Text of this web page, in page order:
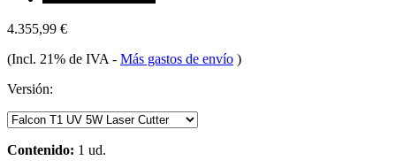
4.355,99 €
(Incl. 21% de IVA - Más gastos de envío )
Versión:
Contenido: 1 ud.